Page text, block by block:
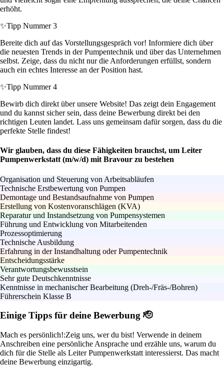
erhöht.
✨Tipp Nummer 3
Bereite dich auf das Vorstellungsgespräch vor! Informiere dich über
die neuesten Trends in der Pumpentechnik und über das Unternehmen
selbst. Zeige, dass du nicht nur die Anforderungen erfüllst, sondern
auch ein echtes Interesse an der Position hast.
✨Tipp Nummer 4
Bewirb dich direkt über unsere Website! Das zeigt dein Engagement
und du kannst sicher sein, dass deine Bewerbung direkt bei den
richtigen Leuten landet. Lass uns gemeinsam dafür sorgen, dass du die
perfekte Stelle findest!
Wir glauben, dass du diese Fähigkeiten brauchst, um Leiter
Pumpenwerkstatt (m/w/d) mit Bravour zu bestehen
Organisation und Steuerung von Arbeitsabläufen
Technische Erstbewertung von Pumpen
Demontage und Bestandsaufnahme von Pumpen
Erstellung von Kostenvoranschlägen (KVA)
Reparatur und Instandsetzung von Pumpensystemen
Führung und Entwicklung von Mitarbeitenden
Prozessoptimierung
Technische Ausbildung
Erfahrung in der Instandhaltung oder Pumpentechnik
Entscheidungsstärke
Verantwortungsbewusstsein
Sehr gute Deutschkenntnisse
Kenntnisse in mechanischer Bearbeitung (Dreh-/Fräs-/Bohren)
Führerschein Klasse B
Einige Tipps für deine Bewerbung 🫡
Mach es persönlich!:Zeig uns, wer du bist! Verwende in deinem
Anschreiben eine persönliche Ansprache und erzähle uns, warum du
dich für die Stelle als Leiter Pumpenwerkstatt interessierst. Das macht
deine Bewerbung einzigartig.